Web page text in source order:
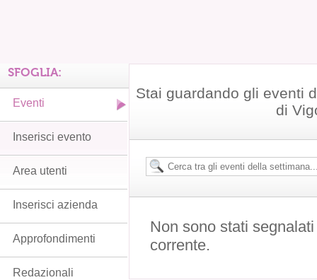
Stai guardando gli eventi
di
Non sono stati
corrente.
SFOGLIA:
Eventi
Inserisci evento
Area utenti
Inserisci azienda
Approfondimenti
Redazionali